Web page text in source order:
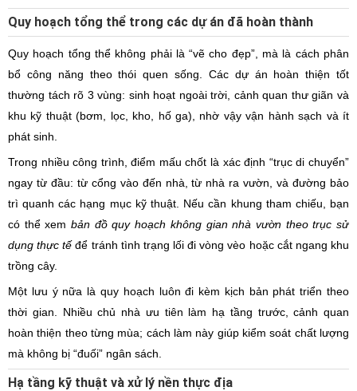
Quy hoạch tổng thể trong các dự án đã hoàn thành
Quy hoạch tổng thể không phải là “vẽ cho đẹp”, mà là cách phân
bổ công năng theo thói quen sống. Các dự án hoàn thiện tốt
thường tách rõ 3 vùng: sinh hoạt ngoài trời, cảnh quan thư giãn và
khu kỹ thuật (bơm, lọc, kho, hố ga), nhờ vậy vận hành sạch và ít
phát sinh.
Trong nhiều công trình, điểm mấu chốt là xác định “trục di chuyển”
ngay từ đầu: từ cổng vào đến nhà, từ nhà ra vườn, và đường bảo
trì quanh các hạng mục kỹ thuật. Nếu cần khung tham chiếu, bạn
có thể xembản đồ quy hoạch không gian nhà vườn theo trục sử
dụng thực tếđể tránh tình trạng lối đi vòng vèo hoặc cắt ngang khu
trồng cây.
Một lưu ý nữa là quy hoạch luôn đi kèm kịch bản phát triển theo
thời gian. Nhiều chủ nhà ưu tiên làm hạ tầng trước, cảnh quan
hoàn thiện theo từng mùa; cách làm này giúp kiểm soát chất lượng
mà không bị “đuối” ngân sách.
Hạ tầng kỹ thuật và xử lý nền thực địa